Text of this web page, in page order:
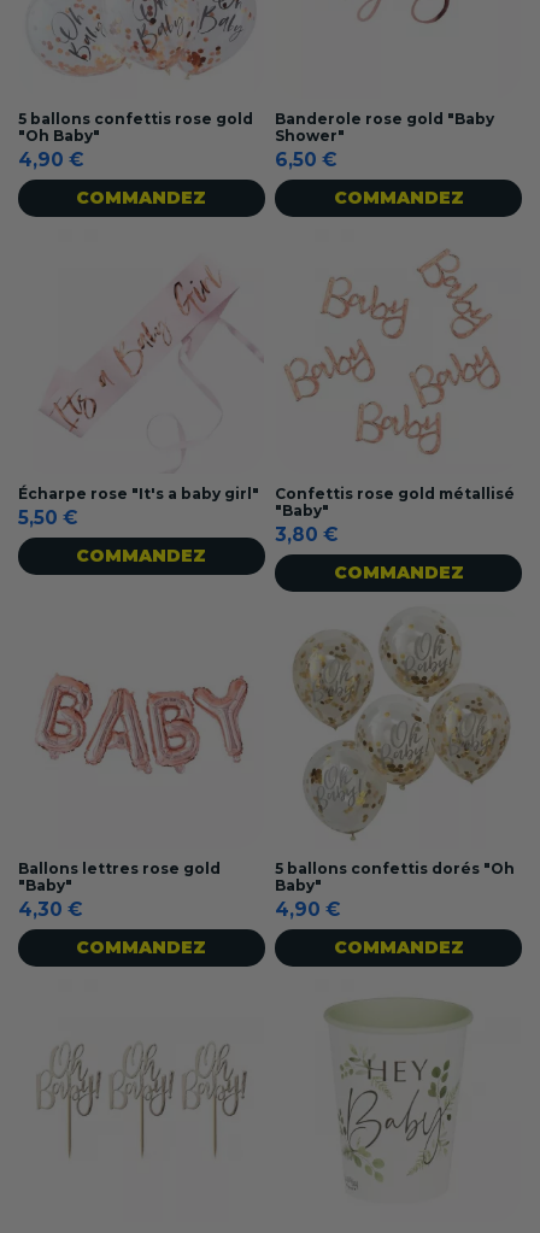
5 ballons confettis rose gold
"Oh Baby"
4,90 €
COMMANDEZ
Banderole rose gold "Baby
Shower"
6,50 €
COMMANDEZ
Écharpe rose "It's a baby girl"
5,50 €
COMMANDEZ
Confettis rose gold métallisé
"Baby"
3,80 €
COMMANDEZ
Ballons lettres rose gold
"Baby"
4,30 €
COMMANDEZ
5 ballons confettis dorés "Oh
Baby"
4,90 €
COMMANDEZ